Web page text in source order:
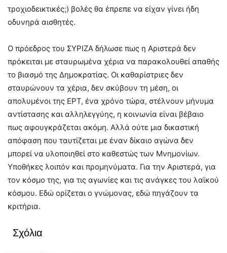
τροχιοδεικτικές;) βολές θα έπρεπε να είχαν γίνει ήδη
οδυνηρά αισθητές.
Ο πρόεδρος του ΣΥΡΙΖΑ δήλωσε πως η Αριστερά δεν
πρόκειται με σταυρωμένα χέρια να παρακολουθεί απαθής
το βιασμό της Δημοκρατίας. Οι καθαρίστριες δεν
σταυρώνουν τα χέρια, δεν σκύβουν τη μέση, οι
απολυμένοι της ΕΡΤ, ένα χρόνο τώρα, στέλνουν μήνυμα
αντίστασης και αλληλεγγύης, η κοινωνία είναι βέβαιο
πως αφουγκράζεται ακόμη. Αλλά ούτε μια δικαστική
απόφαση που ταυτίζεται με έναν δίκαιο αγώνα δεν
μπορεί να υλοποιηθεί στο καθεστώς των Μνημονίων.
Υποθήκες λοιπόν και προμηνύματα. Για την Αριστερά, για
τον κόσμο της, για τις αγωνίες και τις ανάγκες του λαϊκού
κόσμου. Εδώ ορίζεται ο γνώμονας, εδώ πηγάζουν τα
κριτήρια.
Σχόλια